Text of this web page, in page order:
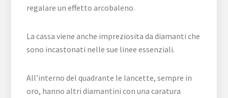
regalare un effetto arcobaleno.
La cassa viene anche impreziosita da diamanti che
sono incastonati nelle sue linee essenziali.
All’interno del quadrante le lancette, sempre in
oro, hanno altri diamantini con una caratura